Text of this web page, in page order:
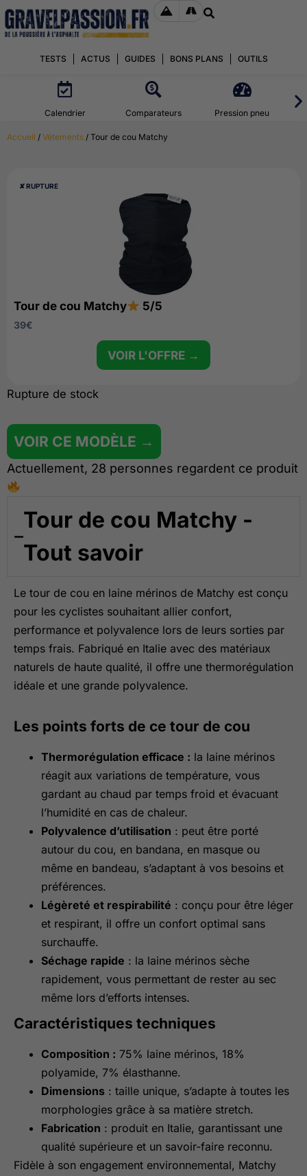
TESTS ACTUS GUIDES BONS PLANS OUTILS
Calendrier Comparateurs Pression pneu
Accueil / Vêtements / Tour de cou Matchy
Rupture de stock
VOIR CE MODÈLE →
Actuellement, 28 personnes regardent ce produit
Tour de cou Matchy -
Tout savoir
Le tour de cou en laine mérinos de Matchy est conçu
pour les cyclistes souhaitant allier confort,
performance et polyvalence lors de leurs sorties par
temps frais. Fabriqué en Italie avec des matériaux
naturels de haute qualité, il offre une thermorégulation
idéale et une grande polyvalence.
Les points forts de ce tour de cou
Thermorégulation efficace : la laine mérinos
réagit aux variations de température, vous
gardant au chaud par temps froid et évacuant
l’humidité en cas de chaleur.
Polyvalence d’utilisation : peut être porté
autour du cou, en bandana, en masque ou
même en bandeau, s’adaptant à vos besoins et
préférences.
Légèreté et respirabilité : conçu pour être léger
et respirant, il offre un confort optimal sans
surchauffe.
Séchage rapide : la laine mérinos sèche
rapidement, vous permettant de rester au sec
même lors d’efforts intenses.
Caractéristiques techniques
Composition : 75% laine mérinos, 18%
polyamide, 7% élasthanne.
Dimensions : taille unique, s’adapte à toutes les
morphologies grâce à sa matière stretch.
Fabrication : produit en Italie, garantissant une
qualité supérieure et un savoir-faire reconnu.
Fidèle à son engagement environnemental, Matchy
✘ RUPTURE
Tour de cou Matchy 5/5
39€
VOIR L'OFFRE →